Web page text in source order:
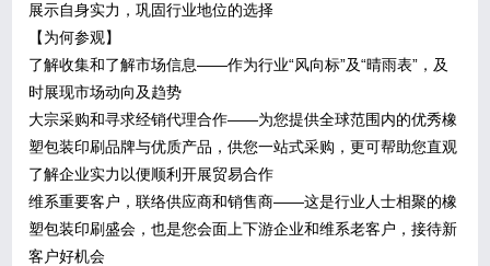
展示自身实力，巩固行业地位的选择
【为何参观】
了解收集和了解市场信息——作为行业“风向标”及“晴雨表”，及
时展现市场动向及趋势
大宗采购和寻求经销代理合作——为您提供全球范围内的优秀橡
塑包装印刷品牌与优质产品，供您一站式采购，更可帮助您直观
了解企业实力以便顺利开展贸易合作
维系重要客户，联络供应商和销售商——这是行业人士相聚的橡
塑包装印刷盛会，也是您会面上下游企业和维系老客户，接待新
客户好机会